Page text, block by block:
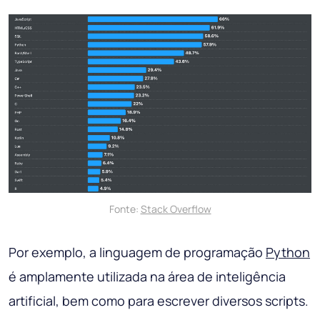
Fonte: Stack Overflow
Por exemplo, a linguagem de programação Python
é amplamente utilizada na área de inteligência
artificial, bem como para escrever diversos scripts.